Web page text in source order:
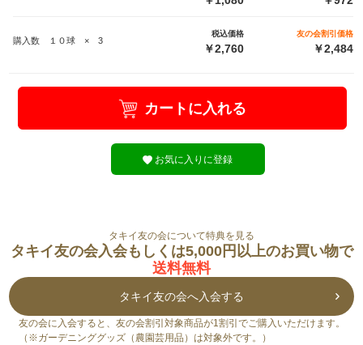
購入数 １０球 × 3
税込価格
￥2,760
友の会割引価格
￥2,484
カートに入れる
お気に入りに登録
タキイ友の会について特典を見る
タキイ友の会入会もしくは5,000円以上のお買い物で
送料無料
タキイ友の会へ入会する
友の会に入会すると、友の会割引対象商品が1割引でご購入いただけます。
（※ガーデニンググッズ（農園芸用品）は対象外です。）